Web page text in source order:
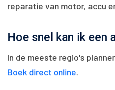
reparatie van motor, accu
Hoe snel kan ik een
In de meeste regio's
Boek direct online.